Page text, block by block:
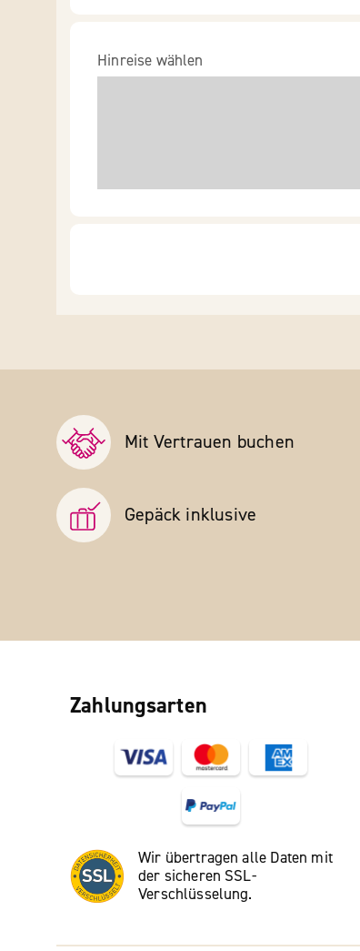
Hinreise wählen
Mit Vertrauen buchen
Gepäck inklusive
Zahlungsarten
Wir übertragen alle Daten mit
der sicheren SSL-
Verschlüsselung.